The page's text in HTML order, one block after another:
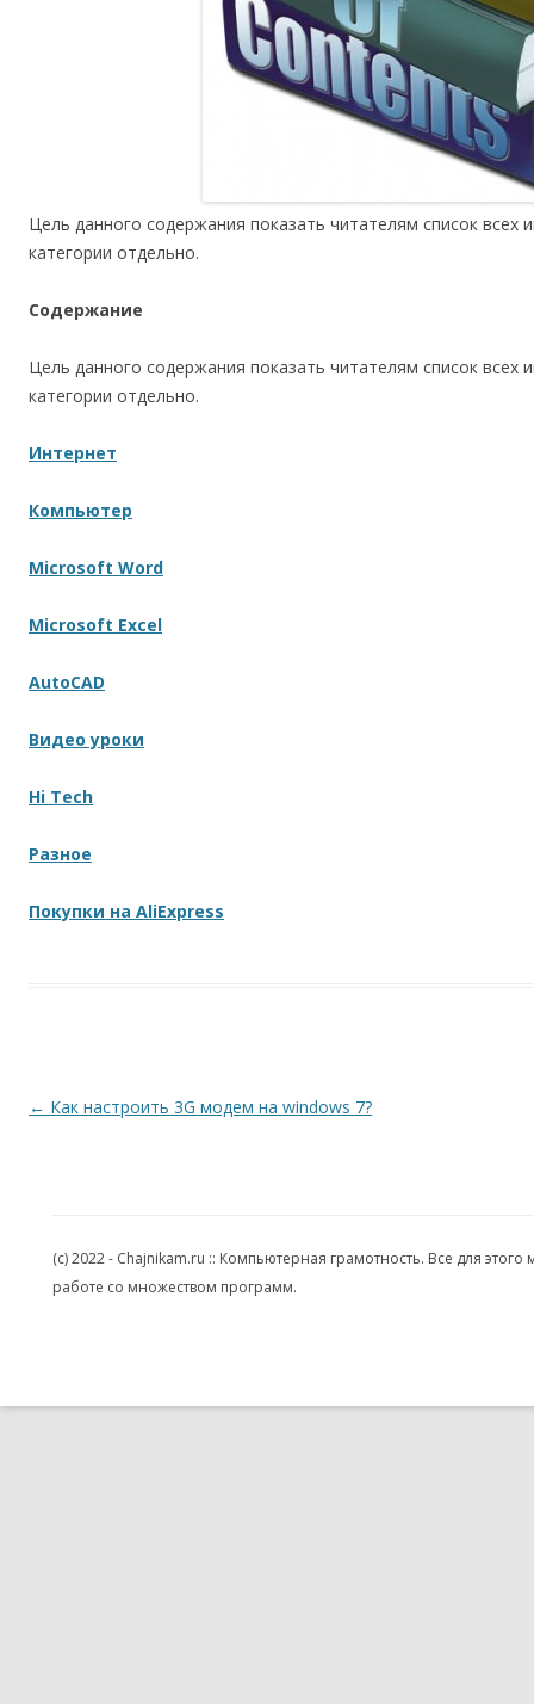
Цель данного содержания показать читателям список
категории отдельно.
Содержание
Цель данного содержания показать читателям список
категории отдельно.
Интернет
Компьютер
Microsoft Word
Microsoft Excel
AutoCAD
Видео уроки
Hi Tech
Разное
Покупки на AliExpress
Навигация по записям
← Как настроить 3G модем на windows 7?
(c) 2022 - Chajnikam.ru :: Компьютерная грамотность. Все для
работе со множеством программ.